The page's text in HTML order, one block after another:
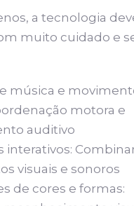
a tecnologia
muito cuidado e
música e
motora e
auditivo
interativos:
visuais e sonoros
de cores e formas: